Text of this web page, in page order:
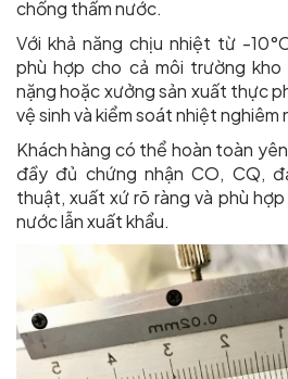
chống thấm nước.
Với khả năng chịu nhiệt từ -
phù hợp cho cả môi trường kho
nặng hoặc xưởng sản xuất thực
vệ sinh và kiểm soát nhiệt nghiêm
Khách hàng có thể hoàn toàn
đầy đủ chứng nhận CO, CQ,
thuật, xuất xứ rõ ràng và phù
nước lẫn xuất khẩu.